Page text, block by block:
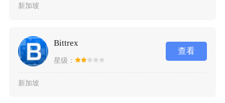
新加坡
Bittrex
星级：
查看
新加坡